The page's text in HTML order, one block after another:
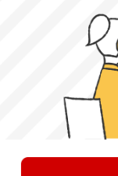
項を身につけた上
押さえておきまし
政治・経済：例年
なっています。正
れ、全体的に標準
含まれます。教科
通しておきましょ
題に取り組みましょ